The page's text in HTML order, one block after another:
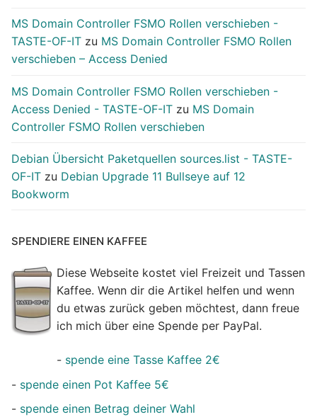
MS Domain Controller FSMO Rollen verschieben -
TASTE-OF-IT zu MS Domain Controller FSMO Rollen
verschieben – Access Denied
MS Domain Controller FSMO Rollen verschieben -
Access Denied - TASTE-OF-IT zu MS Domain
Controller FSMO Rollen verschieben
Debian Übersicht Paketquellen sources.list - TASTE-
OF-IT zu Debian Upgrade 11 Bullseye auf 12
Bookworm
SPENDIERE EINEN KAFFEE
Diese Webseite kostet viel Freizeit und Tassen
Kaffee. Wenn dir die Artikel helfen und wenn
du etwas zurück geben möchtest, dann freue
ich mich über eine Spende per PayPal.
- spende eine Tasse Kaffee 2€
- spende einen Pot Kaffee 5€
- spende einen Betrag deiner Wahl